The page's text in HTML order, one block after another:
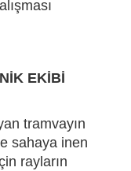
EKİBİ
tramvayın
sahaya inen
rayların